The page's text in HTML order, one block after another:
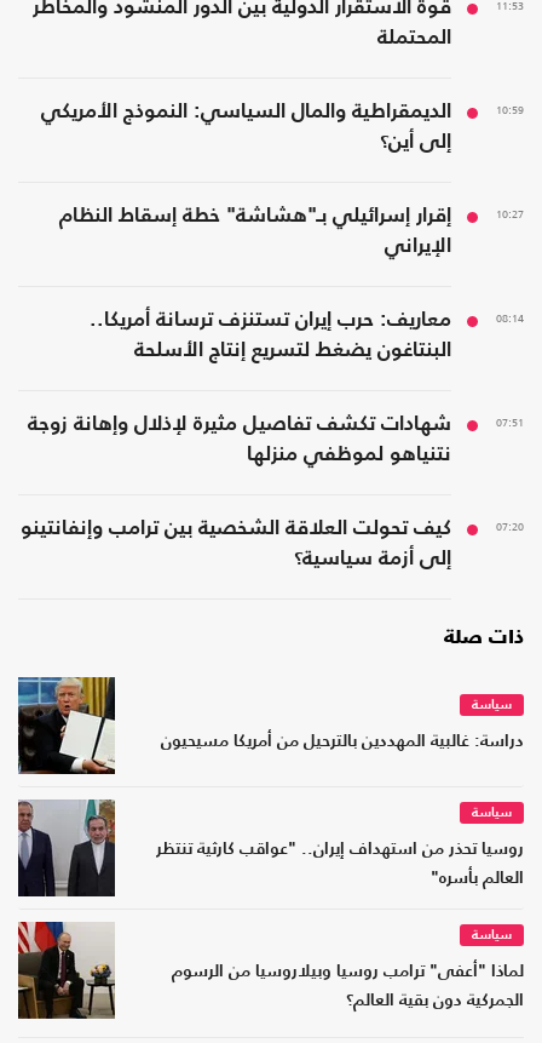
11:53
قوة الاستقرار الدولية بين الدور المنشود والمخاطر
المحتملة
10:59
الديمقراطية والمال السياسي: النموذج الأمريكي
إلى أين؟
10:27
إقرار إسرائيلي بـ"هشاشة" خطة إسقاط النظام
الإيراني
08:14
معاريف: حرب إيران تستنزف ترسانة أمريكا..
البنتاغون يضغط لتسريع إنتاج الأسلحة
07:51
شهادات تكشف تفاصيل مثيرة لإذلال وإهانة زوجة
نتنياهو لموظفي منزلها
07:20
كيف تحولت العلاقة الشخصية بين ترامب وإنفانتينو
إلى أزمة سياسية؟
ذات صلة
سياسة
دراسة: غالبية المهددين بالترحيل من أمريكا مسيحيون
سياسة
روسيا تحذر من استهداف إيران.. "عواقب كارثية تنتظر
العالم بأسره"
سياسة
لماذا "أعفى" ترامب روسيا وبيلاروسيا من الرسوم
الجمركية دون بقية العالم؟